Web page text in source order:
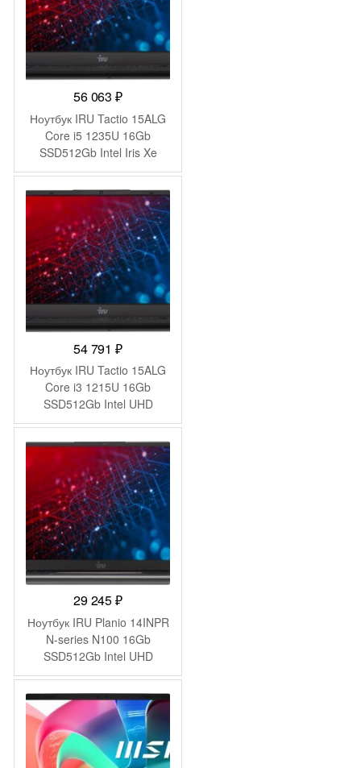
56 063₽
Ноутбук IRU Tactio 15ALG
Core i5 1235U 16Gb
SSD512Gb Intel Iris Xe
graphics 15.6″ IPS FHD
(1920×1080) без ОС black
WiFi BT Cam 4500mAh
(2023571)
54 791₽
Ноутбук IRU Tactio 15ALG
Core i3 1215U 16Gb
SSD512Gb Intel UHD
Graphics 15.6″ IPS FHD
(1920×1080) Windows 11
Pro 64 black WiFi BT Cam
4500mAh (2019268)
29 245₽
Ноутбук IRU Planio 14INPR
N-series N100 16Gb
SSD512Gb Intel UHD
Graphics 14″ IPS FHD
(1920×1080) Windows 11
Pro grey WiFi BT Cam
5000mAh (2078485)